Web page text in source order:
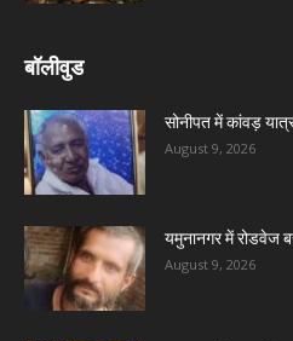
बॉलीवुड
सोनीपत में कांवड़
August 9, 2026
यमुनानगर में रोडवेज
August 9, 2026